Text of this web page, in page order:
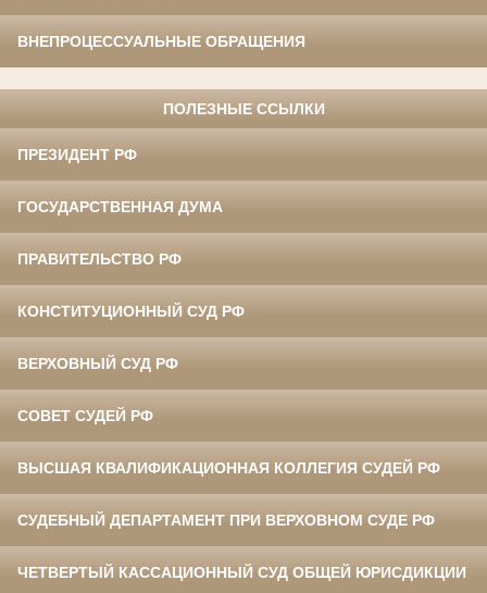
ВНЕПРОЦЕССУАЛЬНЫЕ ОБРАЩЕНИЯ
ПОЛЕЗНЫЕ ССЫЛКИ
ПРЕЗИДЕНТ РФ
ГОСУДАРСТВЕННАЯ ДУМА
ПРАВИТЕЛЬСТВО РФ
КОНСТИТУЦИОННЫЙ СУД РФ
ВЕРХОВНЫЙ СУД РФ
СОВЕТ СУДЕЙ РФ
ВЫСШАЯ КВАЛИФИКАЦИОННАЯ КОЛЛЕГИЯ СУДЕЙ РФ
СУДЕБНЫЙ ДЕПАРТАМЕНТ ПРИ ВЕРХОВНОМ СУДЕ РФ
ЧЕТВЕРТЫЙ КАССАЦИОННЫЙ СУД ОБЩЕЙ ЮРИСДИКЦИИ